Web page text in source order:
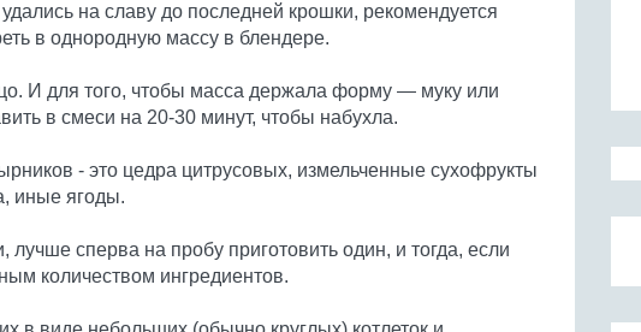
на славу до последней крошки, рекомендуется
в однородную массу в блендере.
И для того, чтобы масса держала форму — муку или
в смеси на 20-30 минут, чтобы набухла.
- это цедра цитрусовых, измельченные сухофрукты
иные ягоды.
сперва на пробу приготовить один, и тогда, если
количеством ингредиентов.